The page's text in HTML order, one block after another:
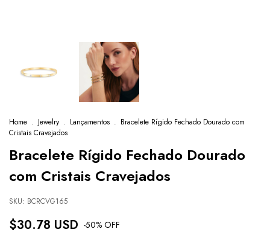
Home . Jewelry . Lançamentos . Bracelete Rígido Fechado Dourado com
Cristais Cravejados
Bracelete Rígido Fechado Dourado
com Cristais Cravejados
SKU: BCRCVG165
$30.78 USD -50% OFF